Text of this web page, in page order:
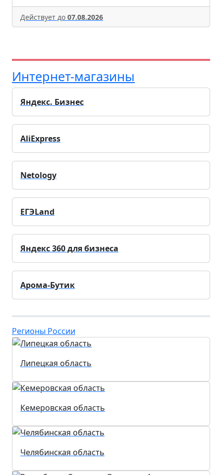
Действует до 07.08.2026
Интернет-магазины
Яндекс. Бизнес
AliExpress
Netology
ЕГЭLand
Яндекс 360 для бизнеса
Арома-Бутик
Регионы России
Липецкая область
Кемеровская область
Челябинская область